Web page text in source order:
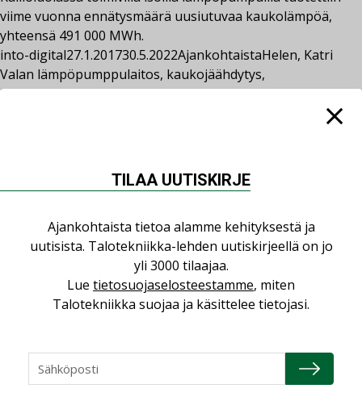
viime vuonna ennätysmäärä uusiutuvaa kaukolämpöä,
yhteensä 491 000 MWh.
into-digital27.1.201730.5.2022AjankohtaistaHelen, Katri
Valan lämpöpumppulaitos, kaukojäähdytys,
kaukolämpöKommentoi
jäähdytystä tuottava lämpöpumppulaitos.
LUETUIMMAT UUTISET
Datakeskusurakointi on tekniikkalaji
Jarno Hacklin Cervin yrityskaupasta:
”Asiakkaat hakevat kumppaneita, jotka
TILAA UUTISKIRJE
Ajankohtaista tietoa alamme kehityksestä ja
uutisista. Talotekniikka-lehden uutiskirjeellä on jo
yli 3000 tilaajaa.
Lue tietosuojaselosteestamme, miten
Talotekniikka suojaa ja käsittelee tietojasi.